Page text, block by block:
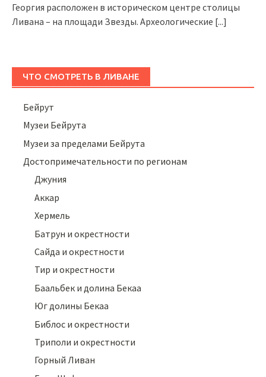
Георгия расположен в историческом центре столицы
Ливана – на площади Звезды. Археологические [...]
ЧТО СМОТРЕТЬ В ЛИВАНЕ
Бейрут
Музеи Бейрута
Музеи за пределами Бейрута
Достопримечательности по регионам
Джуния
Аккар
Хермель
Батрун и окрестности
Сайда и окрестности
Тир и окрестности
Баальбек и долина Бекаа
Юг долины Бекаа
Библос и окрестности
Триполи и окрестности
Горный Ливан